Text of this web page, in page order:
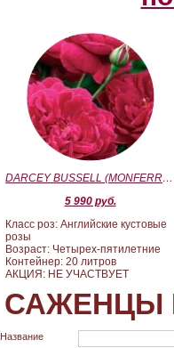
DARCEY BUSSELL (MONFERRATO) (Дарси Басл)
5 990 руб.
Класс роз: Английские кустовые
розы
Возраст: Четырех-пятилетние
Контейнер: 20 литров
АКЦИЯ: НЕ УЧАСТВУЕТ
САЖЕНЦЫ
Название